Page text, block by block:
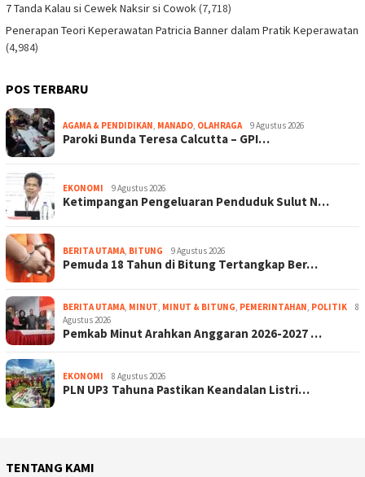
7 Tanda Kalau si Cewek Naksir si Cowok(7,718)
Penerapan Teori Keperawatan Patricia Banner dalam Pratik Keperawatan
(4,984)
POS TERBARU
AGAMA & PENDIDIKAN, MANADO, OLAHRAGA 9 Agustus 2026
Paroki Bunda Teresa Calcutta – GPI…
EKONOMI 9 Agustus 2026
Ketimpangan Pengeluaran Penduduk Sulut N…
BERITA UTAMA, BITUNG 9 Agustus 2026
Pemuda 18 Tahun di Bitung Tertangkap Ber…
BERITA UTAMA, MINUT, MINUT & BITUNG, PEMERINTAHAN, POLITIK
8
Agustus 2026
Pemkab Minut Arahkan Anggaran 2026-2027 …
EKONOMI 8 Agustus 2026
PLN UP3 Tahuna Pastikan Keandalan Listri…
TENTANG KAMI